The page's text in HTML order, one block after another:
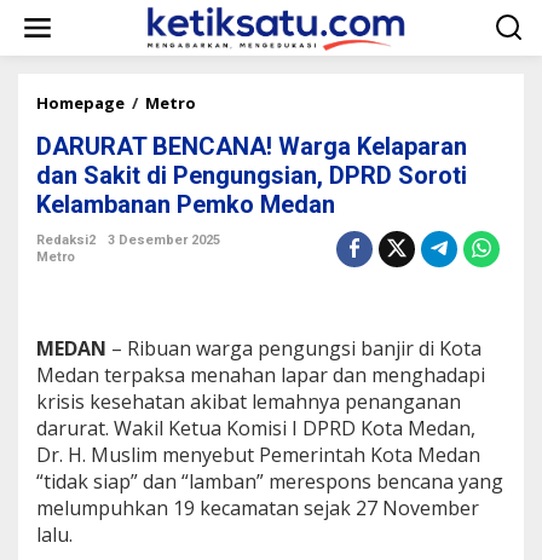
w
Homepage / Metro
R
U
R
A
T
A
A
!
W
a
r
g
a
DARURAT BENCANA! Warga Kelaparan
dan Sakit di Pengungsian, DPRD Soroti
Kelambanan Pemko Medan
Redaksi2
3 Desember 2025
Metro
MEDAN – Ribuan warga pengungsi banjir di Kota
Medan terpaksa menahan lapar dan menghadapi
krisis kesehatan akibat lemahnya penanganan
darurat. Wakil Ketua Komisi I DPRD Kota Medan,
Dr. H. Muslim menyebut Pemerintah Kota Medan
“tidak siap” dan “lamban” merespons bencana yang
melumpuhkan 19 kecamatan sejak 27 November
lalu.